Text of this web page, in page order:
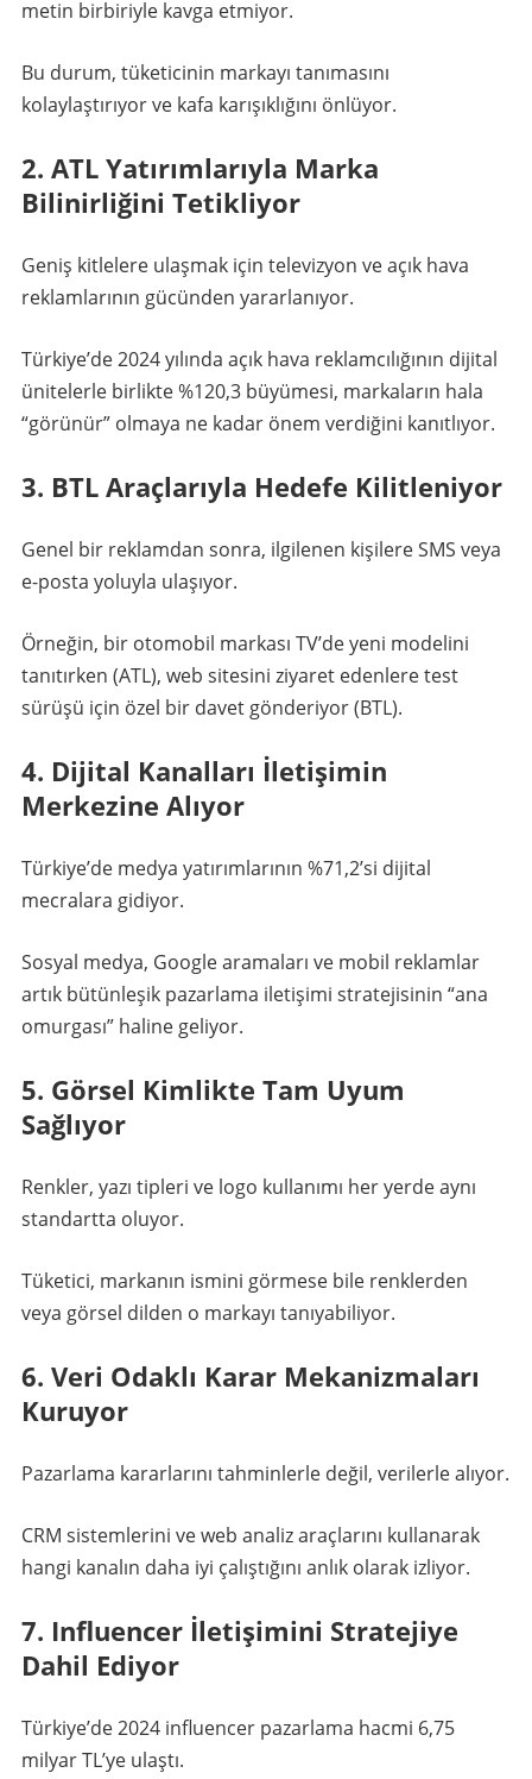
metin birbiriyle kavga etmiyor.
Bu durum, tüketicinin markayı tanımasını
kolaylaştırıyor ve kafa karışıklığını önlüyor.
2. ATL Yatırımlarıyla Marka
Bilinirliğini Tetikliyor
Geniş kitlelere ulaşmak için televizyon ve açık hava
reklamlarının gücünden yararlanıyor.
Türkiye’de 2024 yılında açık hava reklamcılığının dijital
ünitelerle birlikte %120,3 büyümesi, markaların hala
“görünür” olmaya ne kadar önem verdiğini kanıtlıyor.
3. BTL Araçlarıyla Hedefe Kilitleniyor
Genel bir reklamdan sonra, ilgilenen kişilere SMS veya
e-posta yoluyla ulaşıyor.
Örneğin, bir otomobil markası TV’de yeni modelini
tanıtırken (ATL), web sitesini ziyaret edenlere test
sürüşü için özel bir davet gönderiyor (BTL).
4. Dijital Kanalları İletişimin
Merkezine Alıyor
Türkiye’de medya yatırımlarının %71,2’si dijital
mecralara gidiyor.
Sosyal medya, Google aramaları ve mobil reklamlar
artık bütünleşik pazarlama iletişimi stratejisinin “ana
omurgası” haline geliyor.
5. Görsel Kimlikte Tam Uyum
Sağlıyor
Renkler, yazı tipleri ve logo kullanımı her yerde aynı
standartta oluyor.
Tüketici, markanın ismini görmese bile renklerden
veya görsel dilden o markayı tanıyabiliyor.
6. Veri Odaklı Karar Mekanizmaları
Kuruyor
Pazarlama kararlarını tahminlerle değil, verilerle alıyor.
CRM sistemlerini ve web analiz araçlarını kullanarak
hangi kanalın daha iyi çalıştığını anlık olarak izliyor.
7. Influencer İletişimini Stratejiye
Dahil Ediyor
Türkiye’de 2024 influencer pazarlama hacmi 6,75
milyar TL’ye ulaştı.